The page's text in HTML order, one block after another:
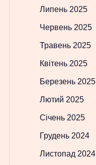
Липень 2025
Червень 2025
Травень 2025
Квітень 2025
Березень 2025
Лютий 2025
Січень 2025
Грудень 2024
Листопад 2024